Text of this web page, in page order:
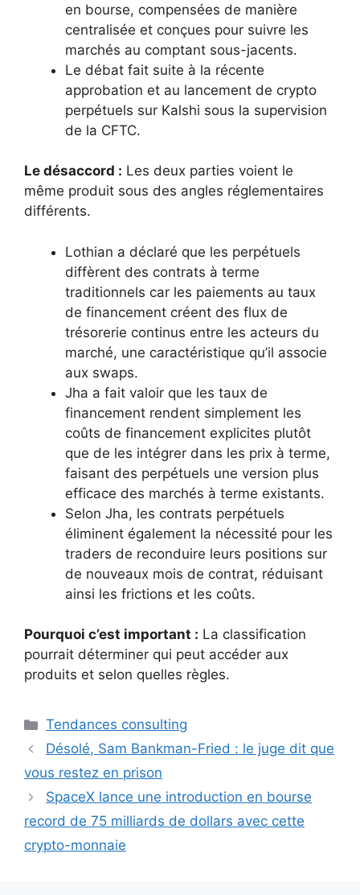
en bourse, compensées de manière
centralisée et conçues pour suivre les
marchés au comptant sous-jacents.
Le débat fait suite à la récente
approbation et au lancement de crypto
perpétuels sur Kalshi sous la supervision
de la CFTC.
Le désaccord : Les deux parties voient le
même produit sous des angles réglementaires
différents.
Lothian a déclaré que les perpétuels
diffèrent des contrats à terme
traditionnels car les paiements au taux
de financement créent des flux de
trésorerie continus entre les acteurs du
marché, une caractéristique qu’il associe
aux swaps.
Jha a fait valoir que les taux de
financement rendent simplement les
coûts de financement explicites plutôt
que de les intégrer dans les prix à terme,
faisant des perpétuels une version plus
efficace des marchés à terme existants.
Selon Jha, les contrats perpétuels
éliminent également la nécessité pour les
traders de reconduire leurs positions sur
de nouveaux mois de contrat, réduisant
ainsi les frictions et les coûts.
Pourquoi c’est important : La classification
pourrait déterminer qui peut accéder aux
produits et selon quelles règles.
Catégories
Tendances consulting
Désolé, Sam Bankman-Fried : le juge dit que
vous restez en prison
SpaceX lance une introduction en bourse
record de 75 milliards de dollars avec cette
crypto-monnaie